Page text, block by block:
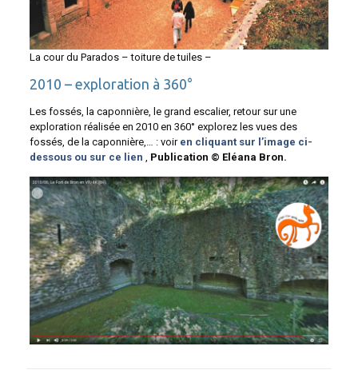
La cour du Parados – toiture de tuiles –
2010 – exploration à 360°
Les fossés, la caponnière, le grand escalier, retour sur une
exploration réalisée en 2010 en 360° explorez les vues des
fossés, de la caponnière,… : voir en cliquant sur l’image ci-
dessous ou sur ce lien
Publication © Eléana Bron.